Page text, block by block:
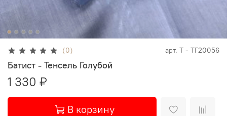
(0) арт. Т - ТГ20056
Батист - Тенсель Голубой
1 330 ₽
В корзину